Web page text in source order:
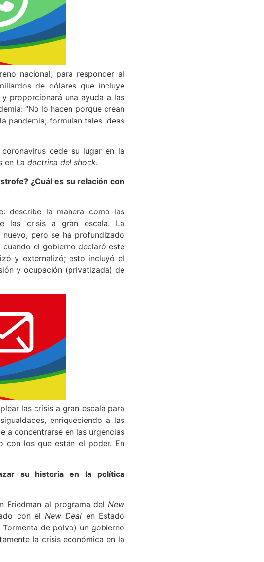
nacional; para responder al
de dólares que incluye
proporcionará una ayuda a las
“No lo hacen porque crean
pandemia; formulan tales ideas
cede su lugar en la
en La doctrina del shock.
¿Cuál es su relación con
describe la manera como las
las crisis a gran escala. La
pero se ha profundizado
cuando el gobierno declaró este
y externalizó; esto incluyó el
y ocupación (privatizada) de
las crisis a gran escala para
enriqueciendo a las
a concentrarse en las urgencias
con los que están el poder. En
su historia en la política
Friedman al programa del New
con elNew Deal en Estado
Tormenta de polvo) un gobierno
la crisis económica en la